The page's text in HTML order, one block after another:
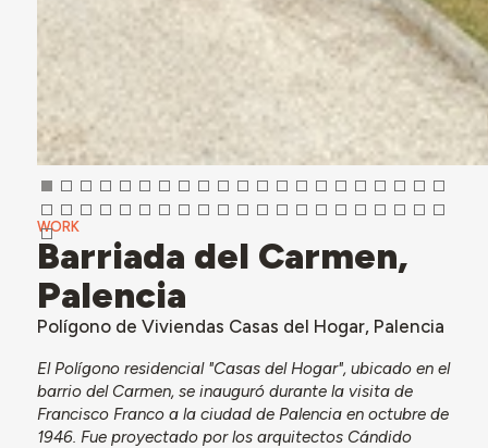
WORK
Barriada del Carmen,
Palencia
Polígono de Viviendas Casas del Hogar, Palencia
El Polígono residencial "Casas del Hogar", ubicado en el
barrio del Carmen, se inauguró durante la visita de
Francisco Franco a la ciudad de Palencia en octubre de
1946. Fue proyectado por los arquitectos Cándido